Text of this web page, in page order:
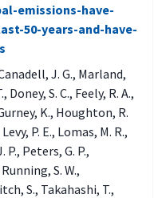
emissions-have-
50-years-and-have-
J. G., Marland,
Doney, S. C., Feely, R. A.,
K., Houghton, R.
P. E., Lomas, M. R.,
Peters, G. P.,
S. W.,
S., Takahashi, T.,